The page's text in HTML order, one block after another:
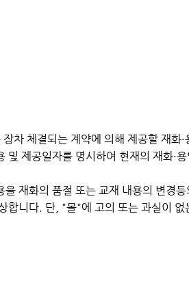
차 체결되는 계약에 의해 제공할 재화·
및 제공일자를 명시하여 현재의 재화·
재화의 품절 또는 교재 내용의 변경등
합니다. 단, "몰"에 고의 또는 과실이 없